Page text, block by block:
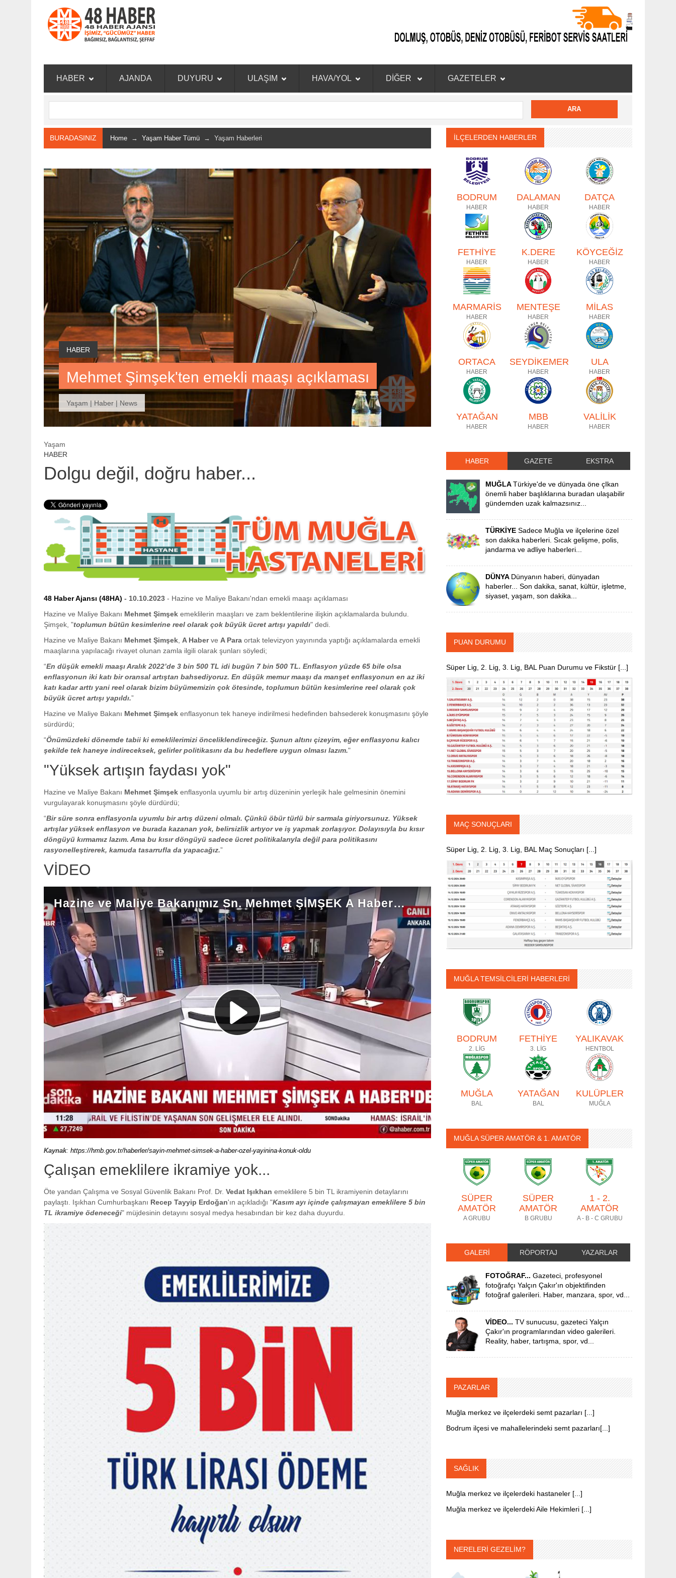
HABER AJANDA DUYURU ULAŞIM HAVA/YOL DİĞER GAZETELER
BURADASINIZ Home → Yaşam Haber Tümü → Yaşam Haberleri
HABER
Mehmet Şimşek'ten emekli maaşı açıklaması
Yaşam | Haber | News
Yaşam
HABER
Dolgu değil, doğru haber...
48 Haber Ajansı (48HA) - 10.10.2023 - Hazine ve Maliye Bakanı'ndan emekli maaşı açıklaması
Hazine ve Maliye Bakanı Mehmet Şimşek emeklilerin maaşları ve zam beklentilerine ilişkin açıklamalarda bulundu.
Şimşek, "toplumun bütün kesimlerine reel olarak çok büyük ücret artışı yapıldı" dedi.
Hazine ve Maliye Bakanı Mehmet Şimşek A Haberve A Para ortak televizyon yayınında yaptığı açıklamalarda emekli
maaşlarına yapılacağı rivayet olunan zamla ilgili olarak şunları söyledi;
“En düşük emekli maaşı Aralık 2022’de 3 bin 500 TL idi bugün 7 bin 500 TL. Enflasyon yüzde 65 bile olsa
enflasyonun iki katı bir oransal artıştan bahsediyoruz. En düşük memur maaşı da manşet enflasyonun en az iki
katı kadar arttı yani reel olarak bizim büyümemizin çok ötesinde, toplumun bütün kesimlerine reel olarak çok
büyük ücret artışı yapıldı.”
Hazine ve Maliye Bakanı Mehmet Şimşek enflasyonun tek haneye indirilmesi hedefinden bahsederek konuşmasını şöyle
sürdürdü;
“Önümüzdeki dönemde tabii ki emeklilerimizi önceliklendireceğiz. Şunun altını çizeyim, eğer enflasyonu kalıcı
şekilde tek haneye indireceksek, gelirler politikasını da bu hedeflere uygun olması lazım."
"Yüksek artışın faydası yok"
Hazine ve Maliye Bakanı Mehmet Şimşek enflasyonla uyumlu bir artış düzeninin yerleşik hale gelmesinin önemini
vurgulayarak konuşmasını şöyle dürdürdü;
“Bir süre sonra enflasyonla uyumlu bir artış düzeni olmalı. Çünkü öbür türlü bir sarmala giriyorsunuz. Yüksek
artışlar yüksek enflasyon ve burada kazanan yok, belirsizlik artıyor ve iş yapmak zorlaşıyor. Dolayısıyla bu kısır
döngüyü kırmamız lazım. Ama bu kısır döngüyü sadece ücret politikalarıyla değil para politikasını
rasyonelleştirerek, kamuda tasarrufla da yapacağız.”
VİDEO
Kaynak: https://hmb.gov.tr/haberler/sayin-mehmet-simsek-a-haber-ozel-yayinina-konuk-oldu
Çalışan emeklilere ikramiye yok...
Öte yandan Çalışma ve Sosyal Güvenlik Bakanı Prof. Dr. Vedat Işıkhan emeklilere 5 bin TL ikramiyenin detaylarını
paylaştı. Işıkhan Cumhurbaşkanı Recep Tayyip Erdoğan'ın açıkladığı "Kasım ayı içinde çalışmayan emeklilere 5 bin
TL ikramiye ödeneceği" müjdesinin detayını sosyal medya hesabından bir kez daha duyurdu.
İLÇELERDEN HABERLER
BODRUM
HABER
DALAMAN
HABER
DATÇA
HABER
FETHİYE
HABER
K.DERE
HABER
KÖYCEĞİZ
HABER
MARMARİS
HABER
MENTEŞE
HABER
MİLAS
HABER
ORTACA
HABER
SEYDİKEMER
HABER
ULA
HABER
YATAĞAN
HABER
MBB
HABER
VALİLİK
HABER
HABER GAZETE EKSTRA
MUĞLATürkiye'de ve dünyada öne çIkan
önemli haber başlıklarına buradan ulaşabilir
gündemden uzak kalmazsınız...
TÜRKİYESadece Muğla ve ilçelerine özel
son dakika haberleri. Sıcak gelişme, polis,
jandarma ve adliye haberleri...
DÜNYA Dünyanın haberi, dünyadan
haberler... Son dakika, sanat, kültür, işletme,
siyaset, yaşam, son dakika...
PUAN DURUMU
Süper Lig, 2. Lig, 3. Lig, BAL Puan Durumu ve Fikstür [...]
MAÇ SONUÇLARI
Süper Lig, 2. Lig, 3. Lig, BAL Maç Sonuçları [...]
MUĞLA TEMSİLCİLERİ HABERLERİ
BODRUM
2. LİG
FETHİYE
3. LİG
YALIKAVAK
HENTBOL
MUĞLA
BAL
YATAĞAN
BAL
KULÜPLER
MUĞLA
MUĞLA SÜPER AMATÖR & 1. AMATÖR
SÜPER
AMATÖR
A GRUBU
SÜPER
AMATÖR
B GRUBU
1 - 2.
AMATÖR
A - B - C GRUBU
GALERİ RÖPORTAJ YAZARLAR
FOTOĞRAF... Gazeteci, profesyonel
fotoğrafçı Yalçın Çakır'ın objektifinden
fotoğraf galerileri. Haber, manzara, spor, vd...
VİDEO... TV sunucusu, gazeteci Yalçın
Çakır'ın programlarından video galerileri.
Reality, haber, tartışma, spor, vd...
PAZARLAR
Muğla merkez ve ilçelerdeki semt pazarları [...]
Bodrum ilçesi ve mahallelerindeki semt pazarları[...]
SAĞLIK
Muğla merkez ve ilçelerdeki hastaneler [...]
Muğla merkez ve ilçelerdeki Aile Hekimleri [...]
NERELERİ GEZELİM?